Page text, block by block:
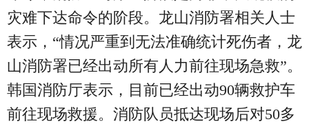
灾难下达命令的阶段。龙山消防署相关人士
表示，“情况严重到无法准确统计死伤者，龙
山消防署已经出动所有人力前往现场急救”。
韩国消防厅表示，目前已经出动90辆救护车
前往现场救援。消防队员抵达现场后对50多